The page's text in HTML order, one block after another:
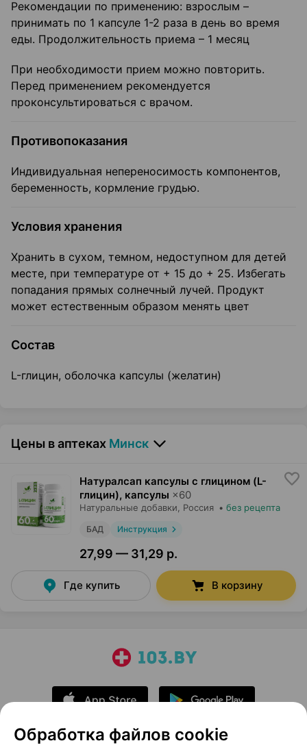
Рекомендации по применению: взрослым –
принимать по 1 капсуле 1-2 раза в день во время
еды. Продолжительность приема – 1 месяц
При необходимости прием можно повторить.
Перед применением рекомендуется
проконсультироваться с врачом.
Противопоказания
Индивидуальная непереносимость компонентов,
беременность, кормление грудью.
Условия хранения
Хранить в сухом, темном, недоступном для детей
месте, при температуре от + 15 до + 25. Избегать
попадания прямых солнечный лучей. Продукт
может естественным образом менять цвет
Состав
L-глицин, оболочка капсулы (желатин)
Цены в аптеках Минск
Натуралсап капсулы с глицином (L-
глицин), капсулы ×60
Натуральные добавки, Россия • без рецепта
БАД Инструкция
27,99 — 31,29 р.
Где купить В корзину
Обработка файлов cookie